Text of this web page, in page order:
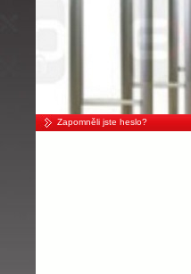
Zapomněli jste heslo?